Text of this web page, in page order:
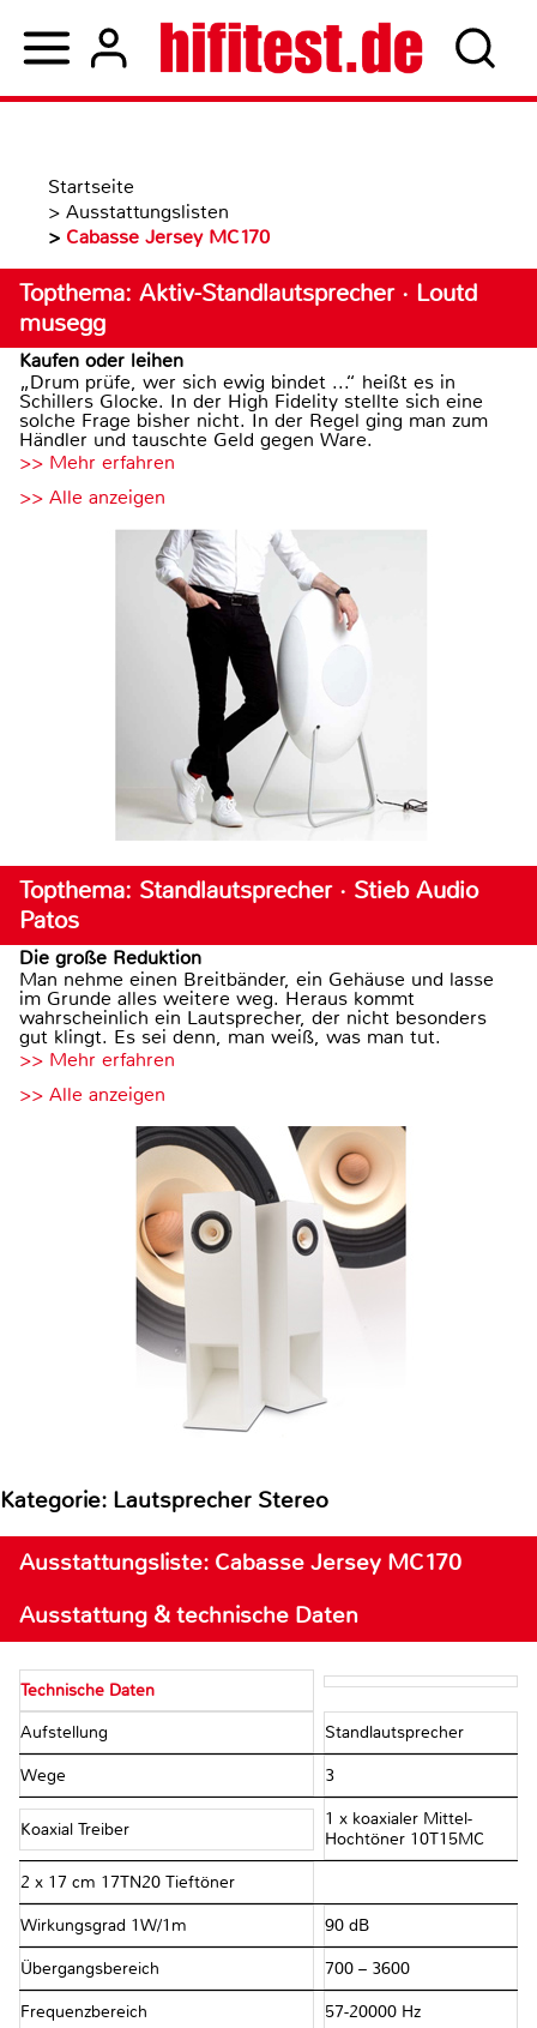
Startseite
> Ausstattungslisten
> Cabasse Jersey MC170
Topthema: Aktiv-Standlautsprecher · Loutd
musegg
Kaufen oder leihen
„Drum prüfe, wer sich ewig bindet ...“ heißt es in
Schillers Glocke. In der High Fidelity stellte sich eine
solche Frage bisher nicht. In der Regel ging man zum
Händler und tauschte Geld gegen Ware.
>> Mehr erfahren
>> Alle anzeigen
Topthema: Standlautsprecher · Stieb Audio
Patos
Die große Reduktion
Man nehme einen Breitbänder, ein Gehäuse und lasse
im Grunde alles weitere weg. Heraus kommt
wahrscheinlich ein Lautsprecher, der nicht besonders
gut klingt. Es sei denn, man weiß, was man tut.
>> Mehr erfahren
>> Alle anzeigen
Kategorie: Lautsprecher Stereo
Ausstattungsliste: Cabasse Jersey MC170
Ausstattung & technische Daten
Technische Daten
Aufstellung Standlautsprecher
Wege 3
Koaxial Treiber
1 x koaxialer Mittel-
Hochtöner 10T15MC
2 x 17 cm 17TN20 Tieftöner
Wirkungsgrad 1W/1m 90 dB
Übergangsbereich 700 – 3600
Frequenzbereich 57-20000 Hz